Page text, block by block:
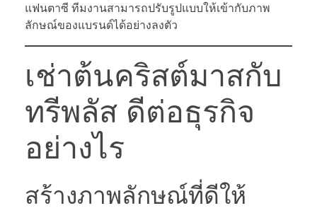
แฟนตาซี ทีมงานสามารถปรับรูปแบบให้เข้ากับภาพ
ลักษณ์ของแบรนด์ได้อย่างลงตัว
เช่าต้นคริสต์มาสกับ
ทรีพลัส ดีต่อธุรกิจ
อย่างไร
สร้างภาพลักษณ์ที่ดีให้